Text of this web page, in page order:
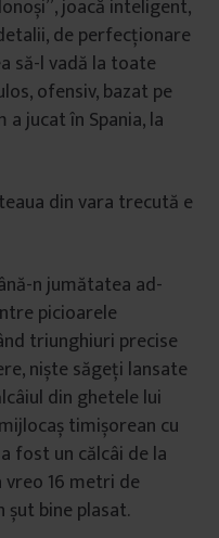
joacă inteligent,
de perfecționare
să-l vadă la toate
ofensiv, bazat pe
a jucat în Spania, la
din vara trecută e
n jumătatea ad-
picioarele
triunghiuri precise
niște săgeți lansate
din ghetele lui
timișorean cu
fost un călcâi de la
vreo 16 metri de
șut bine plasat.